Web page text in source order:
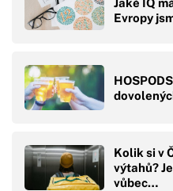
Jaké IQ
Evropy
Kolik si v
výtahů?
vůbec…